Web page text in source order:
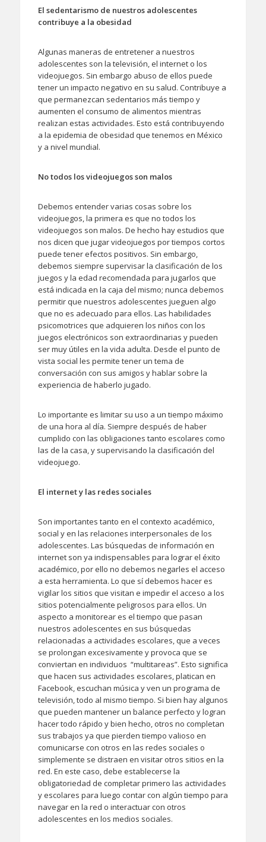
El sedentarismo de nuestros adolescentes
contribuye a la obesidad
Algunas maneras de entretener a nuestros
adolescentes son la televisión, el internet o los
videojuegos. Sin embargo abuso de ellos puede
tener un impacto negativo en su salud. Contribuye a
que permanezcan sedentarios más tiempo y
aumenten el consumo de alimentos mientras
realizan estas actividades. Esto está contribuyendo
a la epidemia de obesidad que tenemos en México
y a nivel mundial.
No todos los videojuegos son malos
Debemos entender varias cosas sobre los
videojuegos, la primera es que no todos los
videojuegos son malos. De hecho hay estudios que
nos dicen que jugar videojuegos por tiempos cortos
puede tener efectos positivos. Sin embargo,
debemos siempre supervisar la clasificación de los
juegos y la edad recomendada para jugarlos que
está indicada en la caja del mismo; nunca debemos
permitir que nuestros adolescentes jueguen algo
que no es adecuado para ellos. Las habilidades
psicomotrices que adquieren los niños con los
juegos electrónicos son extraordinarias y pueden
ser muy útiles en la vida adulta. Desde el punto de
vista social les permite tener un tema de
conversación con sus amigos y hablar sobre la
experiencia de haberlo jugado.
Lo importante es limitar su uso a un tiempo máximo
de una hora al día. Siempre después de haber
cumplido con las obligaciones tanto escolares como
las de la casa, y supervisando la clasificación del
videojuego.
El internet y las redes sociales
Son importantes tanto en el contexto académico,
social y en las relaciones interpersonales de los
adolescentes. Las búsquedas de información en
internet son ya indispensables para lograr el éxito
académico, por ello no debemos negarles el acceso
a esta herramienta. Lo que sí debemos hacer es
vigilar los sitios que visitan e impedir el acceso a los
sitios potencialmente peligrosos para ellos. Un
aspecto a monitorear es el tiempo que pasan
nuestros adolescentes en sus búsquedas
relacionadas a actividades escolares, que a veces
se prolongan excesivamente y provoca que se
conviertan en individuos “multitareas”. Esto significa
que hacen sus actividades escolares, platican en
Facebook, escuchan música y ven un programa de
televisión, todo al mismo tiempo. Si bien hay algunos
que pueden mantener un balance perfecto y logran
hacer todo rápido y bien hecho, otros no completan
sus trabajos ya que pierden tiempo valioso en
comunicarse con otros en las redes sociales o
simplemente se distraen en visitar otros sitios en la
red. En este caso, debe establecerse la
obligatoriedad de completar primero las actividades
y escolares para luego contar con algún tiempo para
navegar en la red o interactuar con otros
adolescentes en los medios sociales.